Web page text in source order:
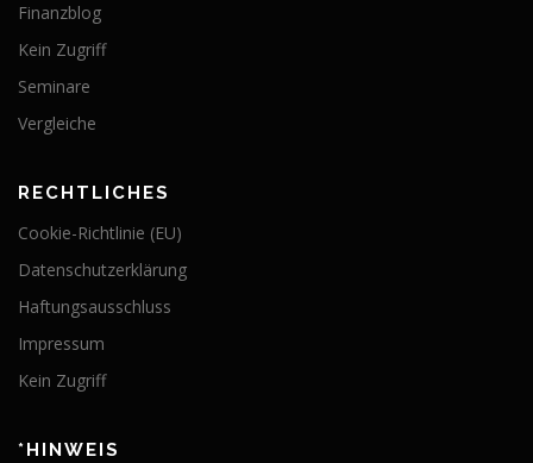
Finanzblog
Kein Zugriff
Seminare
Vergleiche
RECHTLICHES
Cookie-Richtlinie (EU)
Datenschutzerklärung
Haftungsausschluss
Impressum
Kein Zugriff
*HINWEIS